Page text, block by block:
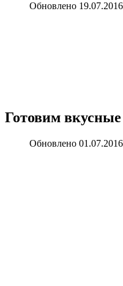
Обновлено
Готовим
Обновлено